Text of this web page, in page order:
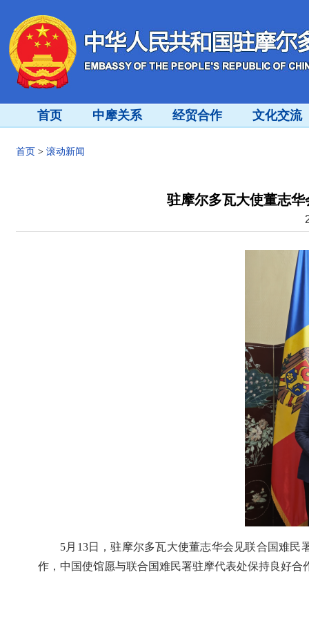
首页 中摩关系 经贸合作 文化交流
首页 > 滚动新闻
驻摩尔多瓦大使董志
5月13日，驻摩尔多瓦大使董志华会见联合国难
作，中国使馆愿与联合国难民署驻摩代表处保持良好合